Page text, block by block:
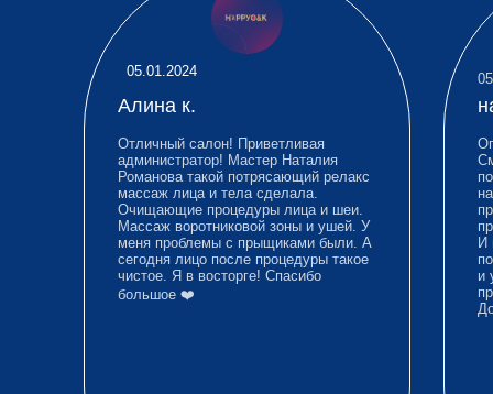
И
и
Алина к.
Отличный салон! Приветливая
администратор! Мастер Наталия
Романова такой потрясающий релакс
массаж лица и тела сделала.
Очищающие процедуры лица и шеи.
Массаж воротниковой зоны и ушей. У
меня проблемы с прыщиками были. А
сегодня лицо после процедуры такое
чистое. Я в восторге! Спасибо
большое ❤️
05.01.2024